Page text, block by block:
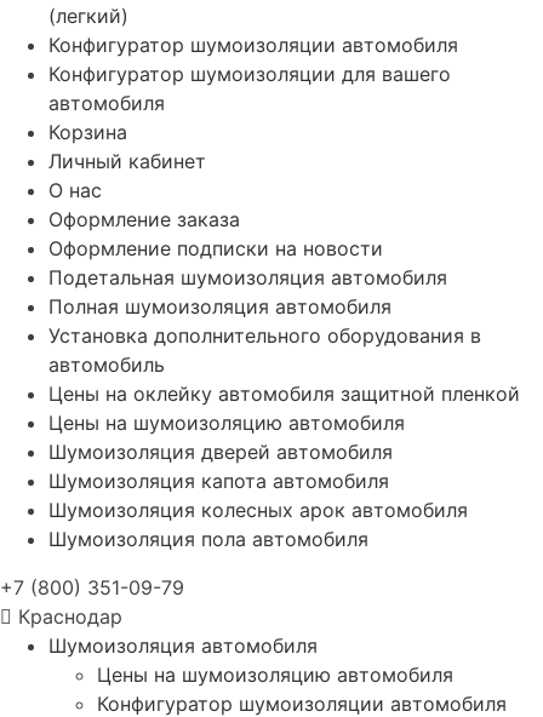
(легкий)
Конфигуратор шумоизоляции автомобиля
Конфигуратор шумоизоляции для вашего
автомобиля
Корзина
Личный кабинет
О нас
Оформление заказа
Оформление подписки на новости
Подетальная шумоизоляция автомобиля
Полная шумоизоляция автомобиля
Установка дополнительного оборудования в
автомобиль
Цены на оклейку автомобиля защитной пленкой
Цены на шумоизоляцию автомобиля
Шумоизоляция дверей автомобиля
Шумоизоляция капота автомобиля
Шумоизоляция колесных арок автомобиля
Шумоизоляция пола автомобиля
+7 (800) 351-09-79
Краснодар
Шумоизоляция автомобиля
Цены на шумоизоляцию автомобиля
Конфигуратор шумоизоляции автомобиля